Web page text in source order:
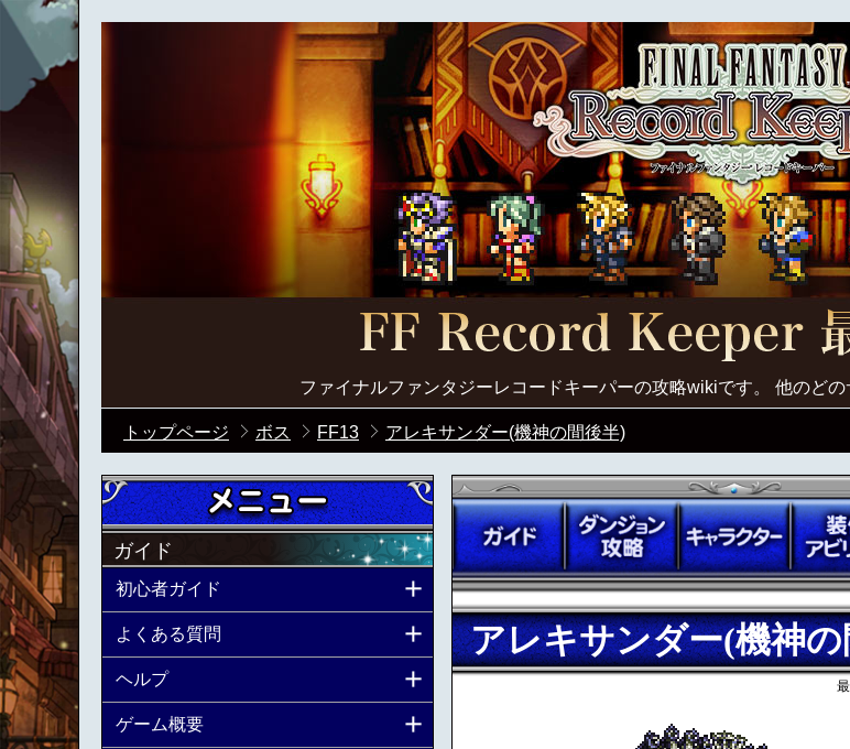
ファイナルファンタジーレコードキーパーの攻略wikiです。 他のど
トップページ ボス FF13 アレキサンダー(機神の間後半)
アレキサンダー(機神
ガイド
初心者ガイド
よくある質問
ヘルプ
ゲーム概要